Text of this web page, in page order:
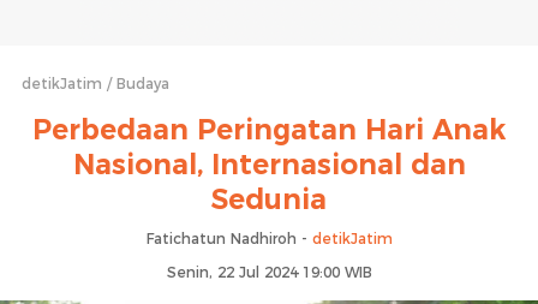
detikJatim Budaya
Perbedaan Peringatan Hari Anak
Nasional, Internasional dan
Sedunia
Fatichatun Nadhiroh - detikJatim
Senin, 22 Jul 2024 19:00 WIB